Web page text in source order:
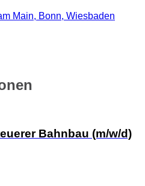
Main, Bonn, Wiesbaden
Bahnbau (m/w/d)